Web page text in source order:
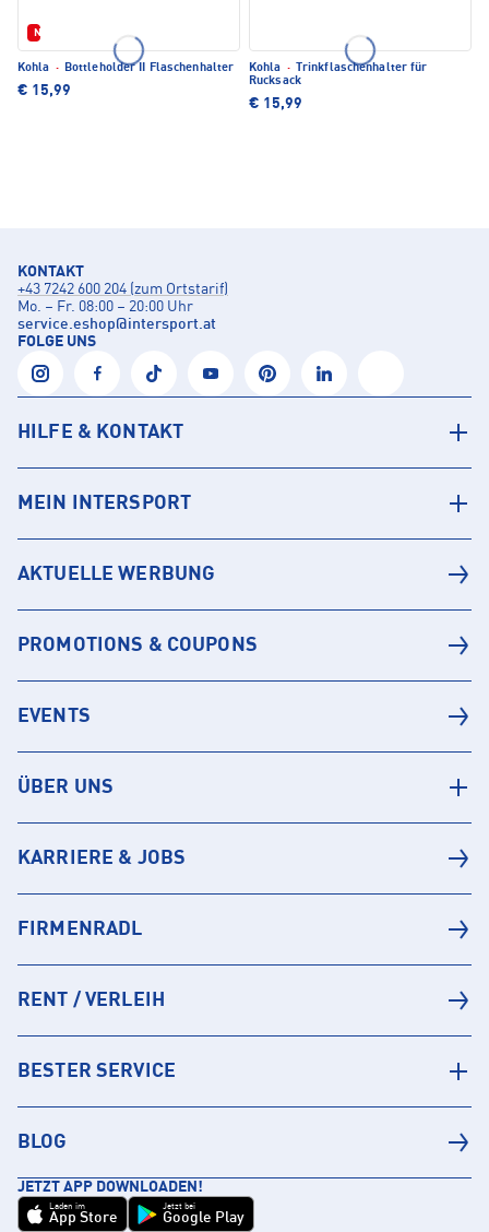
Neu
Kohla · Bottleholder II Flaschenhalter
€ 15,99
Kohla ·
Trinkflaschenhalter für
Rucksack
€ 15,99
KONTAKT
+43 7242 600 204 (zum Ortstarif)
Mo. – Fr. 08:00 – 20:00 Uhr
service.eshop@intersport.at
FOLGE UNS
HILFE & KONTAKT
MEIN INTERSPORT
AKTUELLE WERBUNG
PROMOTIONS & COUPONS
EVENTS
ÜBER UNS
KARRIERE & JOBS
FIRMENRADL
RENT / VERLEIH
BESTER SERVICE
BLOG
JETZT APP DOWNLOADEN!
Laden im
App Store
Jetzt bei
Google Play